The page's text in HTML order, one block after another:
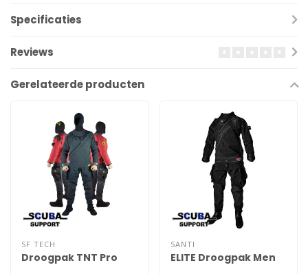
Specificaties
Reviews
Gerelateerde producten
SF TECH
Droogpak TNT Pro
SANTI
ELITE Droogpak Men